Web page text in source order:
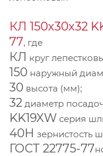
КЛ 150х30х32
77, где
КЛ круг
150 наружный
30 высота (мм);
32 диаметр
KK19XW серия
40Н зернистость
ГОСТ 22775-77